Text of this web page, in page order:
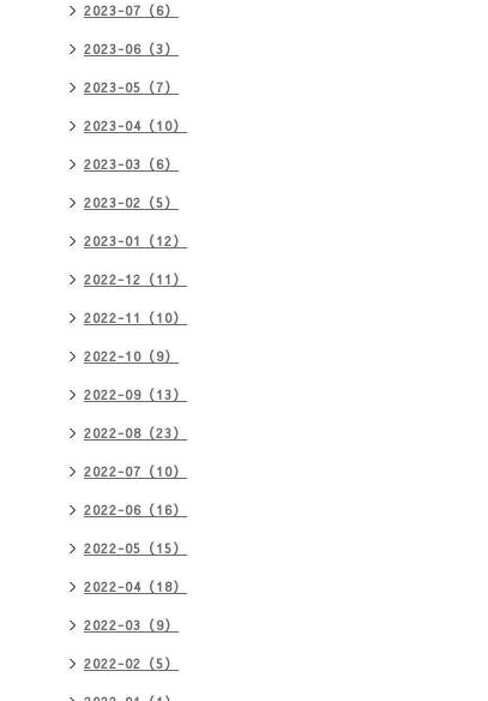
2023-07（6）
2023-06（3）
2023-05（7）
2023-04（10）
2023-03（6）
2023-02（5）
2023-01（12）
2022-12（11）
2022-11（10）
2022-10（9）
2022-09（13）
2022-08（23）
2022-07（10）
2022-06（16）
2022-05（15）
2022-04（18）
2022-03（9）
2022-02（5）